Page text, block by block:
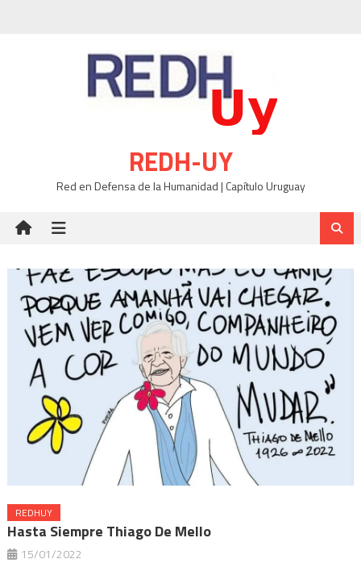
REDH-UY
Red en Defensa de la Humanidad | Capítulo Uruguay
REDHUY
Hasta Siempre Thiago De Mello
15/01/2022